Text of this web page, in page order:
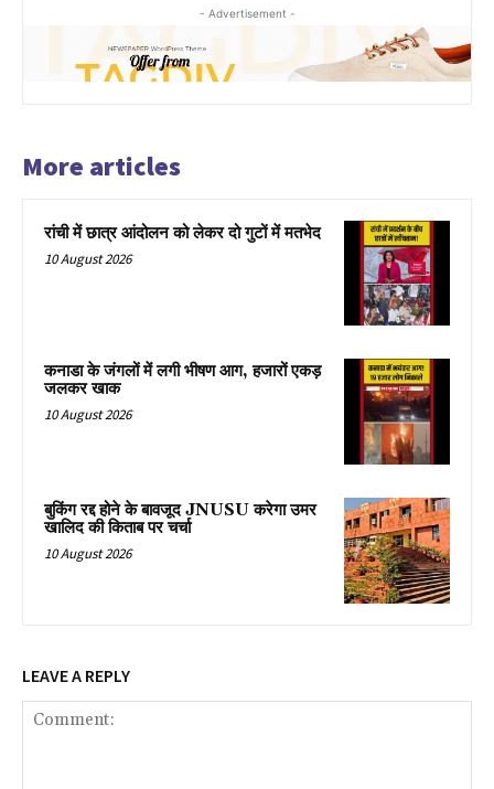
- Advertisement -
More articles
रांची में छात्र आंदोलन को लेकर दो गुटों में मतभेद
10 August 2026
कनाडा के जंगलों में लगी भीषण आग, हजारों एकड़
जलकर खाक
10 August 2026
बुकिंग रद्द होने के बावजूद JNUSU करेगा उमर
खालिद की किताब पर चर्चा
10 August 2026
LEAVE A REPLY